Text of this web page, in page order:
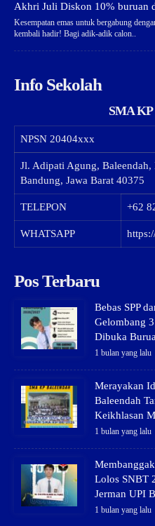
Akhri Juli Diskon 10% buruan
Kesempatan emas untuk bergabung
kembali hadir! Bagi adik-adik calon..
Info Sekolah
SMA KP
NPSN 20404xxx
Jl. Adipati Agung, Baleendah,
Bandung, Jawa Barat 40375
TELEPON +62
WHATSAPP
Pos Terbaru
Bebas SPP
Gelombang
Dibuka
1 bulan yang lalu
Merayakan
Baleendah
Keikhlasan
1 bulan yang lalu
Lolos SNBT
Jerman UPI
1 bulan yang lalu